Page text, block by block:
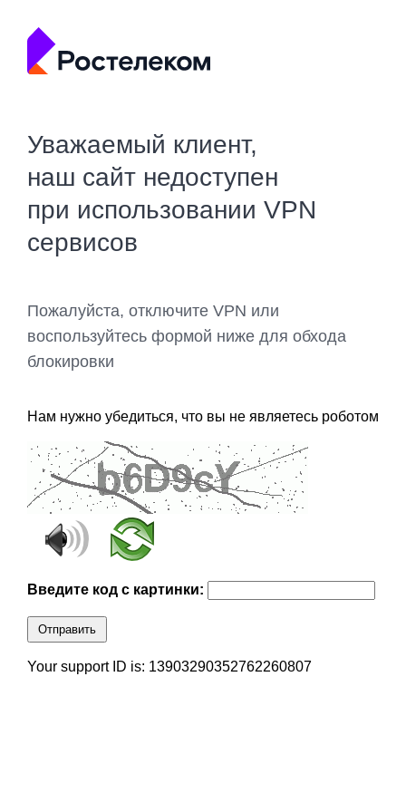
Уважаемый клиент,
наш сайт недоступен
при использовании VPN
сервисов
Пожалуйста, отключите VPN или
воспользуйтесь формой ниже для обхода
блокировки
Нам нужно убедиться, что вы не являетесь роботом
Введите код с картинки:
Отправить
Your support ID is: 13903290352762260807